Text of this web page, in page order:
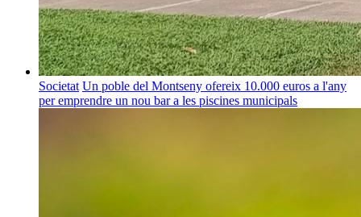
Societat Un poble del Montseny ofereix 10.000 euros a l'any
per emprendre un nou bar a les piscines municipals